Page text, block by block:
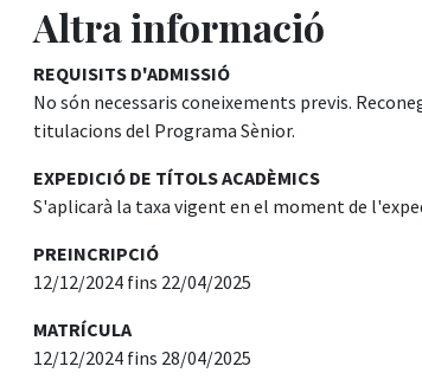
Altra informació
REQUISITS D'ADMISSIÓ
No són necessaris coneixements previs.
titulacions del Programa Sènior.
EXPEDICIÓ DE TÍTOLS ACADÈMICS
S'aplicarà la taxa vigent en el moment de
PREINCRIPCIÓ
12/12/2024 fins 22/04/2025
MATRÍCULA
12/12/2024 fins 28/04/2025